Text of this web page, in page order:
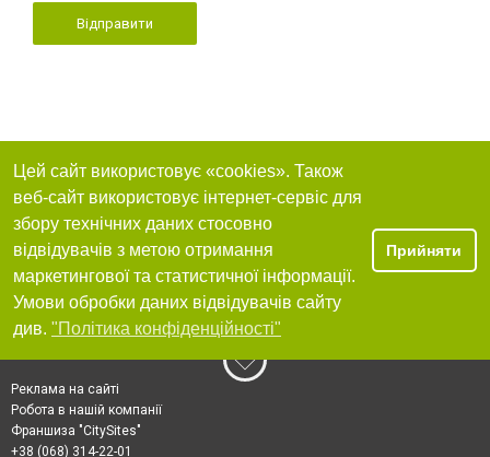
Відправити
Цей сайт використовує «cookies». Також
веб-сайт використовує інтернет-сервіс для
збору технічних даних стосовно
відвідувачів з метою отримання
маркетингової та статистичної інформації.
Умови обробки даних відвідувачів сайту
див. "Політика конфіденційності"
Прийняти
Реклама на сайті
Робота в нашій компанії
Франшиза "CitySites"
+38 (068) 314-22-01